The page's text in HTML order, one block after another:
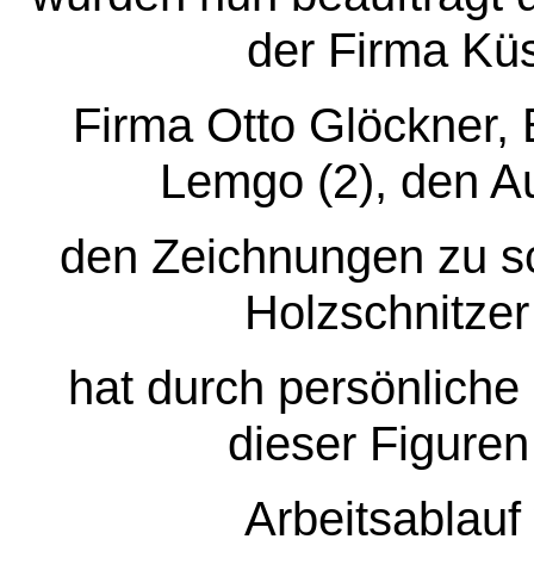
der Firma
Firma Otto Glöckner,
Lemgo (2), den
den Zeichnungen zu
hat durch
dieser